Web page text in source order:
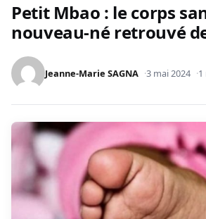
Petit Mbao : le corps
nouveau-né retrouvé
Jeanne-Marie SAGNA 3 mai 2024